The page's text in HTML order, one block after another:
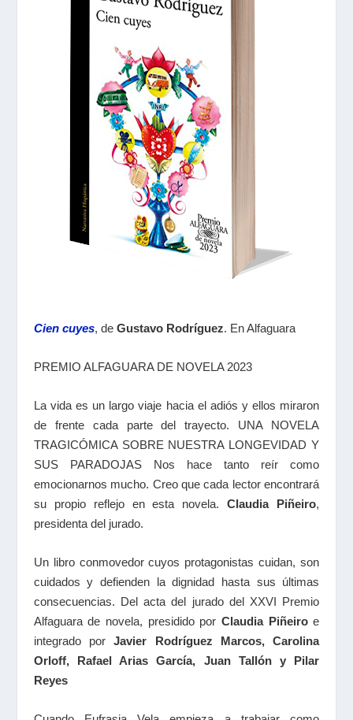
Cien cuyes, de Gustavo Rodríguez. En Alfaguara
PREMIO ALFAGUARA DE NOVELA 2023
La vida es un largo viaje hacia el adiós y ellos miraron
de frente cada parte del trayecto. UNA NOVELA
TRAGICÓMICA SOBRE NUESTRA LONGEVIDAD Y
SUS PARADOJAS Nos hace tanto reír como
emocionarnos mucho. Creo que cada lector encontrará
su propio reflejo en esta novela.Claudia Piñeiro,
presidenta del jurado.
Un libro conmovedor cuyos protagonistas cuidan, son
cuidados y defienden la dignidad hasta sus últimas
consecuencias. Del acta del jurado del XXVI Premio
Alfaguara de novela, presidido porClaudia Piñeiroe
integrado porJavier Rodríguez Marcos, Carolina
Orloff, Rafael Arias García, Juan Tallón y Pilar
Reyes